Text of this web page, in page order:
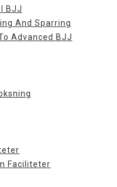
BJJ
And Sparring
Advanced BJJ
Faciliteter